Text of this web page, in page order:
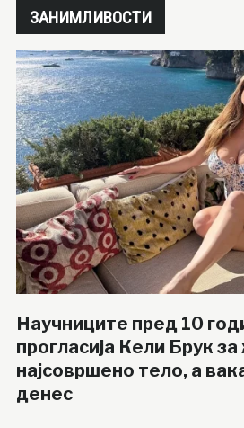
ЗАНИМЛИВОСТИ
Научниците пред 10
прогласија Кели Брук
најсовршено тело, а
денес